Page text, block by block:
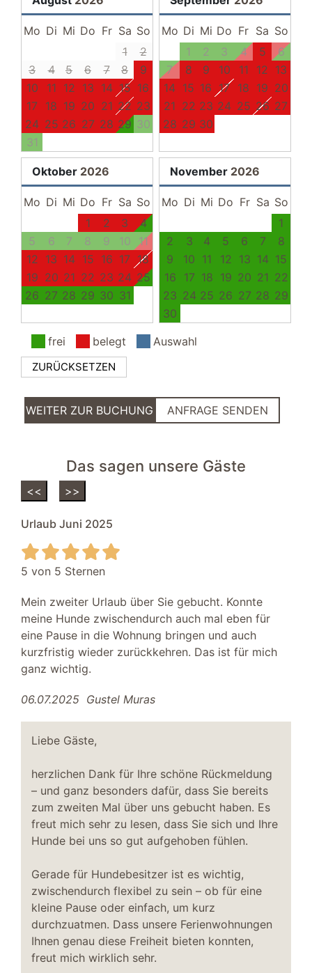
Herd
Reiten
Haustiere erlaubt
Internet/WLAN
Bargeldlose Zahlung
Heizung
Angeln
Nichtraucher
Seniorengerecht
In einer Ferienanlage
Hund erlaubt
Bowling
Familienfreundlich
Radfahren
Katze erlaubt
Wäscheservice gegen Aufpreis
Kinderhochstuhl
Minigolf
Barrierefrei
Wischbarer Fußbodenbelag
Wohnbereich
Fußbodenheizung
Fernseher
Kaminofen
Sessel
DVD-Player
SAT/Kabel-TV
Stereoanlage
Schlafzimmer II
TV SAT/Kabel
Kleiderschrank
2 Einzelbetten 90 x 200 m
Sonnenschirm
Liegen
Parkplatz
kostenfreier PKW-Stellplatz
Außenbereich
Strandkorb
Garten/Liegewiese
Hafennähe
Lademöglichkeit für E-Fahrräder
Parkplatz kostenfrei
Mo Di Mi Do Fr Sa So
1
2
3
4 5 6 7 8
9
10
11 12 13 14 15 16
17 18 19 20 21 22 23
24 25 26 27 28 29 30
31
Mo Di Mi Do Fr Sa So
1
2 3 4 5
6
7
8 9 10 11 12 13
14 15 16 17 18 19 20
21 22 23 24 25 26 27
28 29 30
Oktober 2026
Mo Di Mi Do Fr Sa So
1
2 3
4
5
6 7 8 9 10
11
12 13 14 15 16 17 18
19 20 21 22 23 24 25
26 27 28 29 30 31
November 2026
Mo Di Mi Do Fr Sa So
1
2
3 4 5 6 7
8
9
10 11 12 13 14 15
16
17 18 19 20 21 22
23 24 25 26 27 28 29
30
frei
belegt Auswahl
ZURÜCKSETZEN
WEITER ZUR BUCHUNG ANFRAGE SENDEN
Das sagen unsere Gäste
<<
Urlaub Juni 2025
5 von 5 Sternen
Mein zweiter Urlaub über Sie gebucht. Konnte
meine Hunde zwischendurch auch mal eben für
eine Pause in die Wohnung bringen und auch
kurzfristig wieder zurückkehren. Das ist für mich
ganz wichtig.
06.07.2025 Gustel Muras
Liebe Gäste,
herzlichen Dank für Ihre schöne Rückmeldung
– und ganz besonders dafür, dass Sie bereits
zum zweiten Mal über uns gebucht haben. Es
freut mich sehr zu lesen, dass Sie sich und Ihre
Hunde bei uns so gut aufgehoben fühlen.
Gerade für Hundebesitzer ist es wichtig,
zwischendurch flexibel zu sein – ob für eine
kleine Pause oder einfach, um kurz
durchzuatmen. Dass unsere Ferienwohnungen
Ihnen genau diese Freiheit bieten konnten,
freut mich wirklich sehr.
>>